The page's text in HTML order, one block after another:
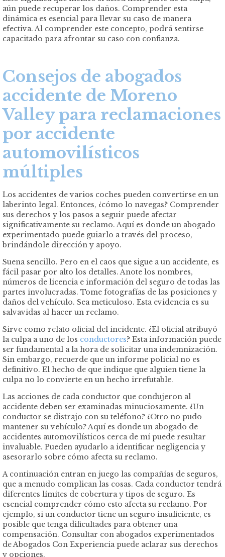
aún puede recuperar los daños. Comprender esta
dinámica es esencial para llevar su caso de manera
efectiva. Al comprender este concepto, podrá sentirse
capacitado para afrontar su caso con confianza.
Consejos de abogados
accidente de Moreno
Valley para reclamaciones
por accidente
automovilísticos
múltiples
Los accidentes de varios coches pueden convertirse en un
laberinto legal. Entonces, ¿cómo lo navegas? Comprender
sus derechos y los pasos a seguir puede afectar
significativamente su reclamo. Aquí es donde un abogado
experimentado puede guiarlo a través del proceso,
brindándole dirección y apoyo.
Suena sencillo. Pero en el caos que sigue a un accidente, es
fácil pasar por alto los detalles. Anote los nombres,
números de licencia e información del seguro de todas las
partes involucradas. Tome fotografías de las posiciones y
daños del vehículo. Sea meticuloso. Esta evidencia es su
salvavidas al hacer un reclamo.
Sirve como relato oficial del incidente. ¿El oficial atribuyó
la culpa a uno de los conductores? Esta información puede
ser fundamental a la hora de solicitar una indemnización.
Sin embargo, recuerde que un informe policial no es
definitivo. El hecho de que indique que alguien tiene la
culpa no lo convierte en un hecho irrefutable.
Las acciones de cada conductor que condujeron al
accidente deben ser examinadas minuciosamente. ¿Un
conductor se distrajo con su teléfono? ¿Otro no pudo
mantener su vehículo? Aquí es donde un abogado de
accidentes automovilísticos cerca de mí puede resultar
invaluable. Pueden ayudarlo a identificar negligencia y
asesorarlo sobre cómo afecta su reclamo.
A continuación entran en juego las compañías de seguros,
que a menudo complican las cosas. Cada conductor tendrá
diferentes límites de cobertura y tipos de seguro. Es
esencial comprender cómo esto afecta su reclamo. Por
ejemplo, si un conductor tiene un seguro insuficiente, es
posible que tenga dificultades para obtener una
compensación. Consultar con abogados experimentados
de Abogados Con Experiencia puede aclarar sus derechos
y opciones.